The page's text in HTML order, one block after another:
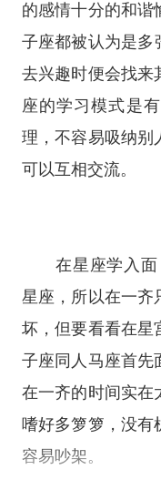
的感情十分的和谐
子座都被认为是多
去兴趣时便会找来
座的学习模式是
理，不容易吸纳别
可以互相交流。
在星座学入面
星座，所以在一齐
坏，但要看看在星
子座同人马座首先
在一齐的时间实在
嗜好多箩箩，没有
容易吵架。